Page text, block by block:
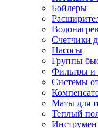
Бойлеры
Счетчики
Насосы
Группы
Фильтры и
Системы
Маты для
Теплый